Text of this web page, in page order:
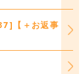
【＋お返事